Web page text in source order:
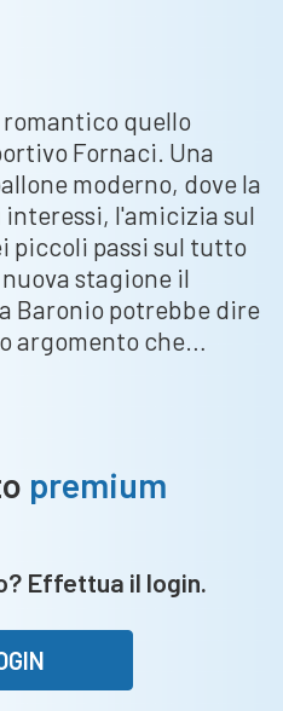
romantico quello
Fornaci. Una
moderno, dove la
interessi, l'amicizia sul
piccoli passi sul tutto
stagione il
Baronio potrebbe dire
argomento che…
premium
Effettua il login.